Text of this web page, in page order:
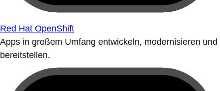
Red Hat OpenShift
Apps in großem Umfang entwickeln, modernisieren und
bereitstellen.